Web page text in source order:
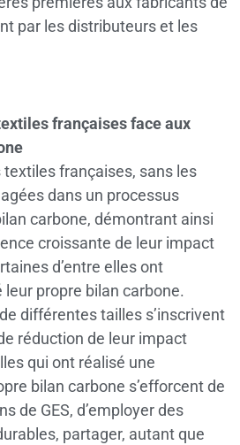
par les distributeurs et les
françaises face aux
françaises, sans les
dans un processus
carbone, démontrant ainsi
croissante de leur impact
d’entre elles ont
propre bilan carbone.
différentes tailles s’inscrivent
réduction de leur impact
qui ont réalisé une
bilan carbone s’efforcent de
de GES, d’employer des
partager, autant que